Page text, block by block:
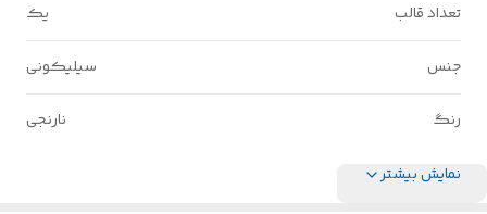
تعداد قالب یک
جنس سیلیکونی
رنگ نارنجی
نمایش بیشتر